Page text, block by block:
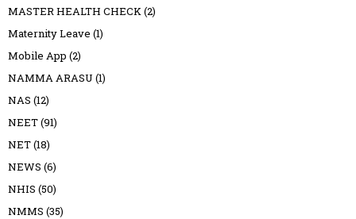
MASTER HEALTH CHECK(2)
Maternity Leave (1)
Mobile App (2)
NAMMA ARASU (1)
NAS (12)
NEET(91)
NET(18)
NEWS (6)
NHIS (50)
NMMS (35)